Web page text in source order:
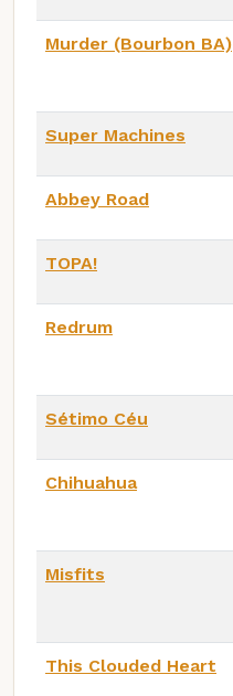
Murder (Bourbon BA)
Super Machines
Abbey Road
TOPA!
Redrum
Sétimo Céu
Chihuahua
Misfits
This Clouded Heart